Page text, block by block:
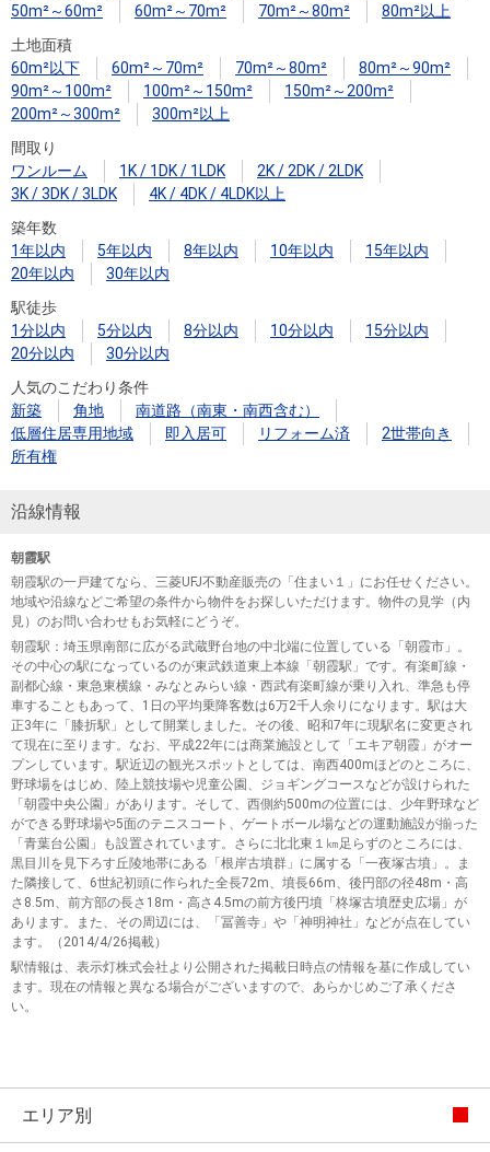
50m²～60m²
60m²～70m² 70m²～80m²
80m²以上
土地面積
60m²以下
60m²～70m² 70m²～80m²
80m²～90m²
90m²～100m²
100m²～150m²
150m²～200m²
200m²～300m²
300m²以上
間取り
ワンルーム
1K / 1DK / 1LDK
2K / 2DK / 2LDK
3K / 3DK / 3LDK
4K / 4DK / 4LDK以上
築年数
1年以内
5年以内 8年以内 10年以内
15年以内
20年以内
30年以内
駅徒歩
1分以内
5分以内 8分以内 10分以内
15分以内
20分以内
30分以内
人気のこだわり条件
新築
角地
南道路（南東・南西含む）
低層住居専用地域
即入居可 リフォーム済
2世帯向き
所有権
沿線情報
朝霞駅
朝霞駅の一戸建てなら、三菱UFJ不動産販売の「住まい１」にお任せください。
地域や沿線などご希望の条件から物件をお探しいただけます。物件の見学（内
見）のお問い合わせもお気軽にどうぞ。
朝霞駅 ：埼玉県南部に広がる武蔵野台地の中北端に位置している「朝霞市」。
その中心の駅になっているのが東武鉄道東上本線「朝霞駅」です。有楽町線・
副都心線・東急東横線・みなとみらい線・西武有楽町線が乗り入れ、準急も停
車することもあって、1日の平均乗降客数は6万2千人余りになります。駅は大
正3年に「膝折駅」として開業しました。その後、昭和7年に現駅名に変更され
て現在に至ります。なお、平成22年には商業施設として「エキア朝霞」がオー
プンしています。駅近辺の観光スポットとしては、南西400mほどのところに、
野球場をはじめ、陸上競技場や児童公園、ジョギングコースなどが設けられた
「朝霞中央公園」があります。そして、西側約500mの位置には、少年野球など
ができる野球場や5面のテニスコート、ゲートボール場などの運動施設が揃った
「青葉台公園」も設置されています。さらに北北東１㎞足らずのところには、
黒目川を見下ろす丘陵地帯にある「根岸古墳群」に属する「一夜塚古墳」。ま
た隣接して、6世紀初頭に作られた全長72m、墳長66m、後円部の径48m・高
さ8.5m、前方部の長さ18m・高さ4.5mの前方後円墳「柊塚古墳歴史広場」が
あります。また、その周辺には、「冨善寺」や「神明神社」などが点在してい
ます。（2014/4/26掲載）
駅情報は、表示灯株式会社より公開された掲載日時点の情報を基に作成してい
ます。現在の情報と異なる場合がございますので、あらかじめご了承くださ
い。
エリア別